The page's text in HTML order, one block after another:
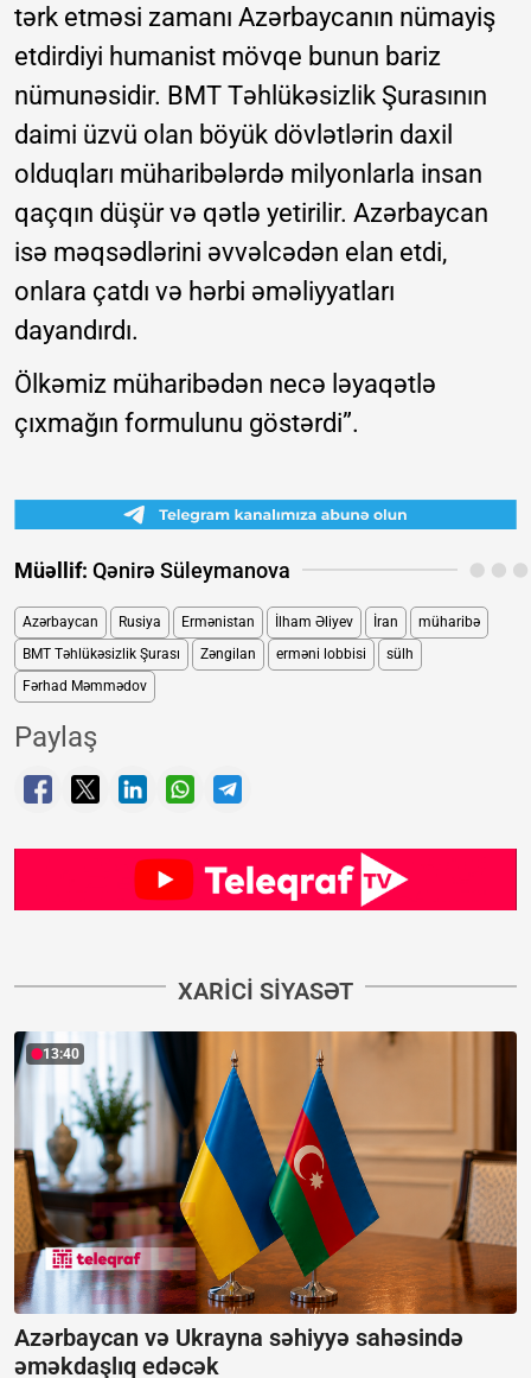
tərk etməsi zamanı Azərbaycanın nümayiş
etdirdiyi humanist mövqe bunun bariz
nümunəsidir. BMT Təhlükəsizlik Şurasının
daimi üzvü olan böyük dövlətlərin daxil
olduqları müharibələrdə milyonlarla insan
qaçqın düşür və qətlə yetirilir. Azərbaycan
isə məqsədlərini əvvəlcədən elan etdi,
onlara çatdı və hərbi əməliyyatları
dayandırdı.
Ölkəmiz müharibədən necə ləyaqətlə
çıxmağın formulunu göstərdi”.
Müəllif: Qənirə Süleymanova
Azərbaycan Rusiya Ermənistan İlham Əliyev İran
müharibə
BMT Təhlükəsizlik Şurası
Zəngilan erməni lobbisi
sülh
Fərhad Məmmədov
Paylaş
XARICI SIYASƏT
13:40
Azərbaycan və Ukrayna səhiyyə sahəsində
əməkdaşlıq edəcək